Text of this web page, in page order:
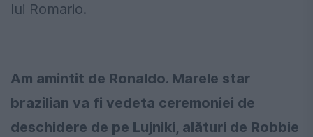
lui Romario.
Am amintit de Ronaldo. Marele star
brazilian va fi vedeta ceremoniei de
deschidere de pe Lujniki, alături de Robbie